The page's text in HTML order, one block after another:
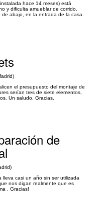
hace 14 meses) está
y dificulta amueblar de corrido.
abajo, en la entrada de la casa.
el presupuesto del montaje de
serían tres de siete elementos,
Un saludo. Gracias.
de
casi un año sin ser utilizada
nos digan realmente que es
. Gracias!